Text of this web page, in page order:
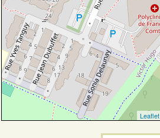
Leaflet